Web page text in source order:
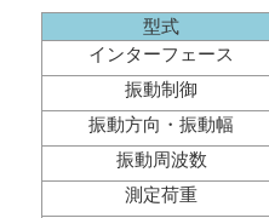
型式
インターフェース
振動制御
振動方向・振動幅
振動周波数
測定荷重